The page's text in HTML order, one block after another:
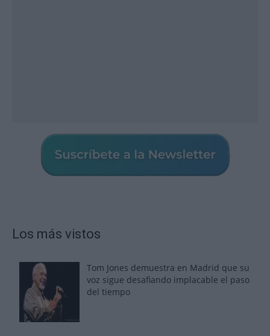
Los más vistos
Tom Jones demuestra en Madrid que su
voz sigue desafiando implacable el paso
del tiempo